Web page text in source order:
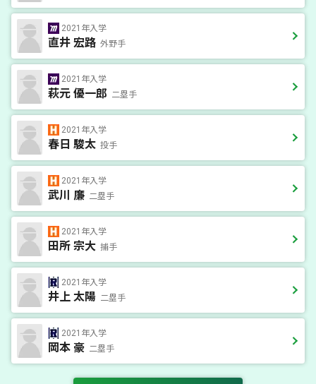
2021年入学
直井 宏路 外野手
2021年入学
萩元 優一郎 二塁手
2021年入学
春日 駿太 投手
2021年入学
武川 廉 二塁手
2021年入学
田所 宗大 捕手
2021年入学
井上 太陽 二塁手
2021年入学
岡本 豪 二塁手